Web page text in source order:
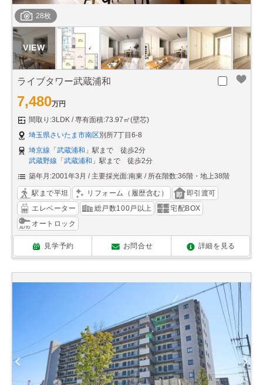
28枚
ライブタワー武蔵浦和
7,480万円
間取り:3LDK
専有面積:73.97㎡(壁芯)
埼玉県さいたま市南区別所7丁目6-8
埼京線 「武蔵浦和 」駅まで 徒歩2分
武蔵野線 「武蔵浦和 」駅まで 徒歩2分
築年月:2001年3月
主要採光面:南東 所在階数:36階・地上38階
駅まで平坦 リフォーム（履歴含む）
即引渡可
エレベーター
総戸数100戸以上
宅配BOX
オートロック
見学予約 お問合せ 詳細を見る